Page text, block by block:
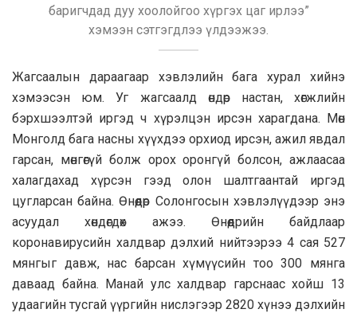
баригчдад дуу хоолойгоо хүргэх цаг ирлээ”
хэмээн сэтгэгдлээ үлдээжээ.
Жагсаалын дараагаар хэвлэлийн бага хурал хийнэ
хэмээсэн юм. Уг жагсаалд өндөр настан, хөгжлийн
бэрхшээлтэй иргэд ч хүрэлцэн ирсэн харагдана. Мөн
Монголд бага насны хүүхдээ орхиод ирсэн, ажил явдал
гарсан, мөнгөгүй болж орох оронгүй болсон, ажлаасаа
халагдахад хүрсэн гээд олон шалтгаантай иргэд
цугларсан байна. Өнөөдөр Солонгосын хэвлэлүүдээр энэ
асуудал хөндөгдөх ажээ. Өнөөдрийн байдлаар
коронавирусийн халдвар дэлхий нийтээрээ 4 сая 527
мянгыг давж, нас барсан хүмүүсийн тоо 300 мянга
даваад байна. Манай улс халдвар гарснаас хойш 13
удаагийн тусгай үүргийн нислэгээр 2820 хүнээ дэлхийн